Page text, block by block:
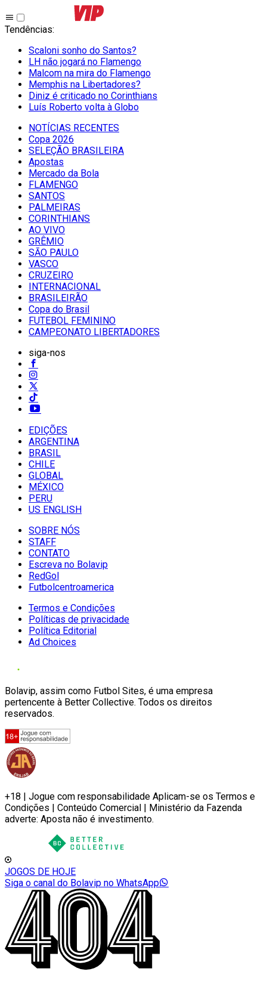
Tendências:
Scaloni sonho do Santos?
LH não jogará no Flamengo
Malcom na mira do Flamengo
Memphis na Libertadores?
Diniz é criticado no Corinthians
Luís Roberto volta à Globo
NOTÍCIAS RECENTES
Copa 2026
SELEÇÃO BRASILEIRA
Apostas
Mercado da Bola
FLAMENGO
SANTOS
PALMEIRAS
CORINTHIANS
AO VIVO
GRÊMIO
SĀO PAULO
VASCO
CRUZEIRO
INTERNACIONAL
BRASILEIRÃO
Copa do Brasil
FUTEBOL FEMININO
CAMPEONATO LIBERTADORES
siga-nos
EDIÇÕES
ARGENTINA
BRASIL
CHILE
GLOBAL
MÉXICO
PERU
US ENGLISH
SOBRE NÓS
STAFF
CONTATO
Escreva no Bolavip
RedGol
Futbolcentroamerica
Termos e Condições
Políticas de privacidade
Política Editorial
Ad Choices
Bolavip, assim como Futbol Sites, é uma empresa
pertencente à Better Collective. Todos os direitos
reservados.
+18 | Jogue com responsabilidade Aplicam-se os Termos e
Condições | Conteúdo Comercial | Ministério da Fazenda
adverte: Aposta não é investimento.
JOGOS DE HOJE
Siga o canal do Bolavip no WhatsApp